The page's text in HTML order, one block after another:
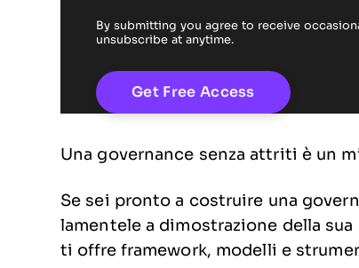
By submitting you agree to receive
unsubscribe at anytime.
Una governance senza attriti è un
Se sei pronto a costruire una
lamentele a dimostrazione della
ti offre framework, modelli e